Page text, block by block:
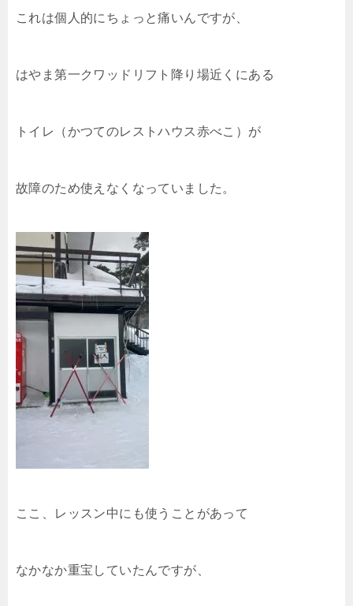
これは個人的にちょっと痛いんですが、
はやま第一クワッドリフト降り場近くにある
トイレ（かつてのレストハウス赤べこ）が
故障のため使えなくなっていました。
ここ、レッスン中にも使うことがあって
なかなか重宝していたんですが、